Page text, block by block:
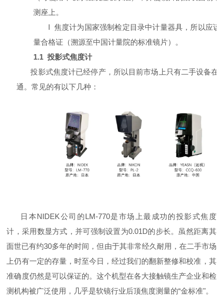
测座上。
l 焦度计为国家强制检定目录中计量器具，所以应该
量合格证（溯源至中国计量院的标准镜片）。
1.1 投影式焦度计
投影式焦度计已经停产，所以目前市场上只有二手设备在
通。常见的有以下几种：
日本NIDEK公司的LM-770是市场上最成功的投影式焦度
计，采用数显方式，并可强制设置为0.01D的步长。虽然距离其
面世已有约30多年的时间，但由于其非常经久耐用，在二手市场
上仍有一定的存量，时至今日，经过我们的翻新整修和校准，其
准确度仍然是可以保证的。这个机型在各大接触镜生产企业和检
测机构被广泛使用，几乎是软镜行业后顶焦度测量的“金标准"。